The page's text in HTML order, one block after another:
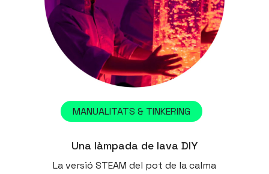
MANUALITATS & TINKERING
Una làmpada de lava DIY
La versió STEAM del pot de la calma